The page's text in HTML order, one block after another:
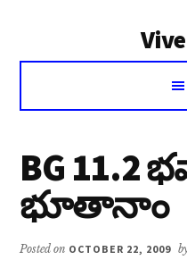
Voice
Vivekananda
BG
భూతానాం
Posted on OCTOBER 22, 2009